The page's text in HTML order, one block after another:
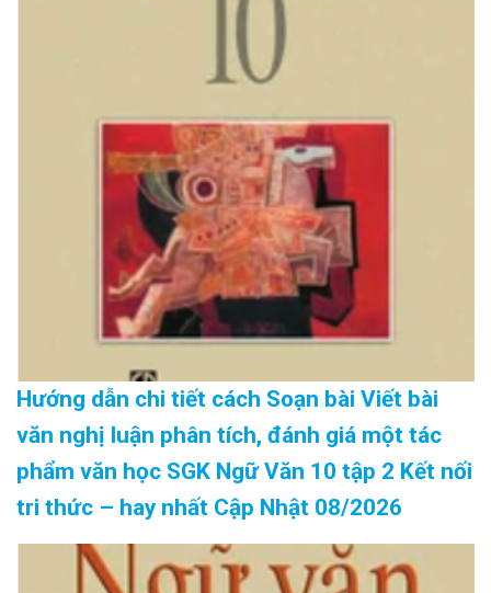
Hướng dẫn chi tiết cách Soạn bài Viết bài
văn nghị luận phân tích, đánh giá một tác
phẩm văn học SGK Ngữ Văn 10 tập 2 Kết nối
tri thức – hay nhất Cập Nhật 08/2026